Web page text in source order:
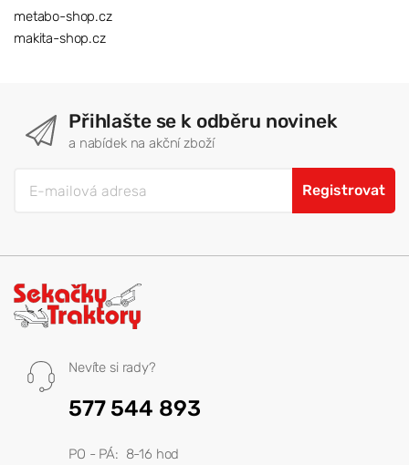
metabo-shop.cz
makita-shop.cz
Přihlašte se k odběru novinek
a nabídek na akční zboží
Registrovat
Nevíte si rady?
577 544 893
PO - PÁ: 8-16 hod